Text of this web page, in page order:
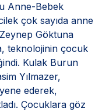
Anne-Bebek
çok sayıda anne
Göktuna
teknolojinin çocuk
Kulak Burun
Yılmazer,
ederek,
Çocuklara göz